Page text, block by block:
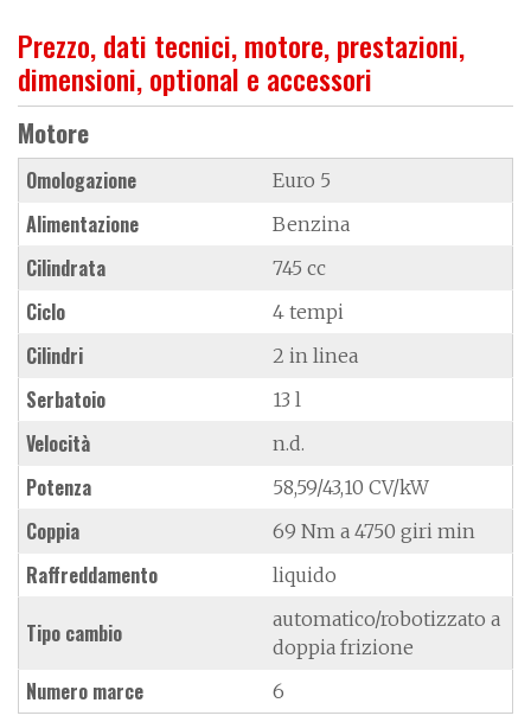
Prezzo, dati tecnici, motore, prestazioni,
dimensioni, optional e accessori
Motore
Omologazione Euro 5
Alimentazione Benzina
Cilindrata 745 cc
Ciclo 4 tempi
Cilindri 2 in linea
Serbatoio 13 l
Velocità n.d.
Potenza 58,59/43,10 CV/kW
Coppia 69 Nm a 4750 giri min
Raffreddamento liquido
Tipo cambio
automatico/robotizzato a
doppia frizione
Numero marce 6